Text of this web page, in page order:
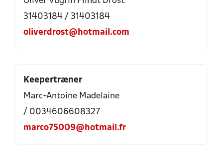
31403184 / 31403184
oliverdrost@hotmail.com
Keepertræner
Marc-Antoine Madelaine
/ 0034606608327
marco75009@hotmail.fr